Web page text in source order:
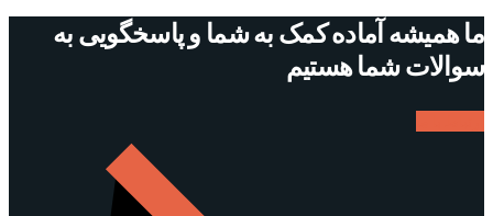
ما همیشه آماده کمک به شما و پاسخگویی به
سوالات شما هستیم